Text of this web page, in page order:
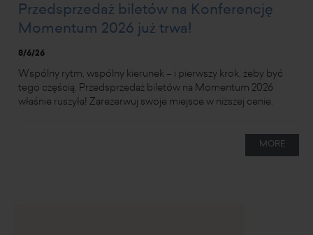
Przedsprzedaż biletów na Konferencję
Momentum 2026 już trwa!
8/6/26
Wspólny rytm, wspólny kierunek – i pierwszy krok, żeby być
tego częścią. Przedsprzedaż biletów na Momentum 2026
właśnie ruszyła! Zarezerwuj swoje miejsce w niższej cenie.
MORE